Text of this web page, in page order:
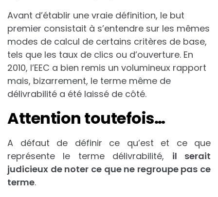
Avant d’établir une vraie définition, le but
premier consistait à s’entendre sur les mêmes
modes de calcul de certains critères de base,
tels que les taux de clics ou d’ouverture. En
2010, l’EEC a bien remis un volumineux rapport
mais, bizarrement, le terme même de
délivrabilité a été laissé de côté.
Attention toutefois…
A défaut de définir ce qu’est et ce que
représente le terme délivrabilité, il serait
judicieux de noter ce que ne regroupe pas ce
terme.